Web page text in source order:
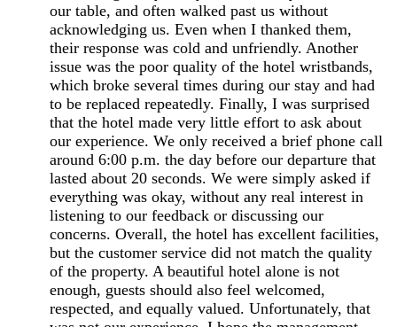
our table, and often walked past us without
acknowledging us. Even when I thanked them,
their response was cold and unfriendly. Another
issue was the poor quality of the hotel wristbands,
which broke several times during our stay and had
to be replaced repeatedly. Finally, I was surprised
that the hotel made very little effort to ask about
our experience. We only received a brief phone call
around 6:00 p.m. the day before our departure that
lasted about 20 seconds. We were simply asked if
everything was okay, without any real interest in
listening to our feedback or discussing our
concerns. Overall, the hotel has excellent facilities,
but the customer service did not match the quality
of the property. A beautiful hotel alone is not
enough, guests should also feel welcomed,
respected, and equally valued. Unfortunately, that